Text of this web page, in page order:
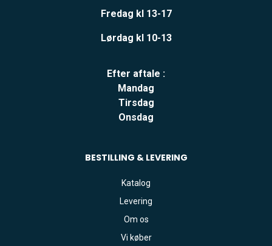
Fredag kl 13-17
Lørdag kl 10-13
Efter aftale :
Mandag
Tirsdag
Onsdag
BESTILLING & LEVERING
Katalog
Levering
Om os
Vi køber